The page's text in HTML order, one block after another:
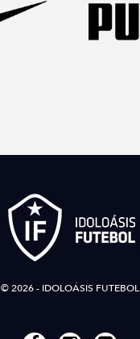
© 2026 - IDOLOÁSIS FUTEBOL